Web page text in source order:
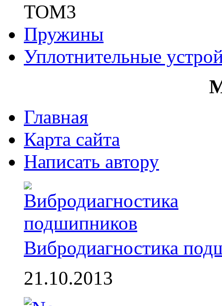
ТОМ3
Пружины
Уплотнительные
Главная
Карта сайта
Написать автору
Вибродиагностика
21.10.2013